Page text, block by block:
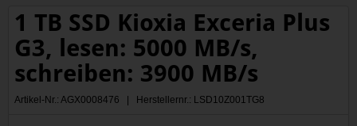
1 TB SSD Kioxia Exceria Plus
G3, lesen: 5000 MB/s,
schreiben: 3900 MB/s
Artikel-Nr.: AGX0008476 | Herstellernr.: LSD10Z001TG8